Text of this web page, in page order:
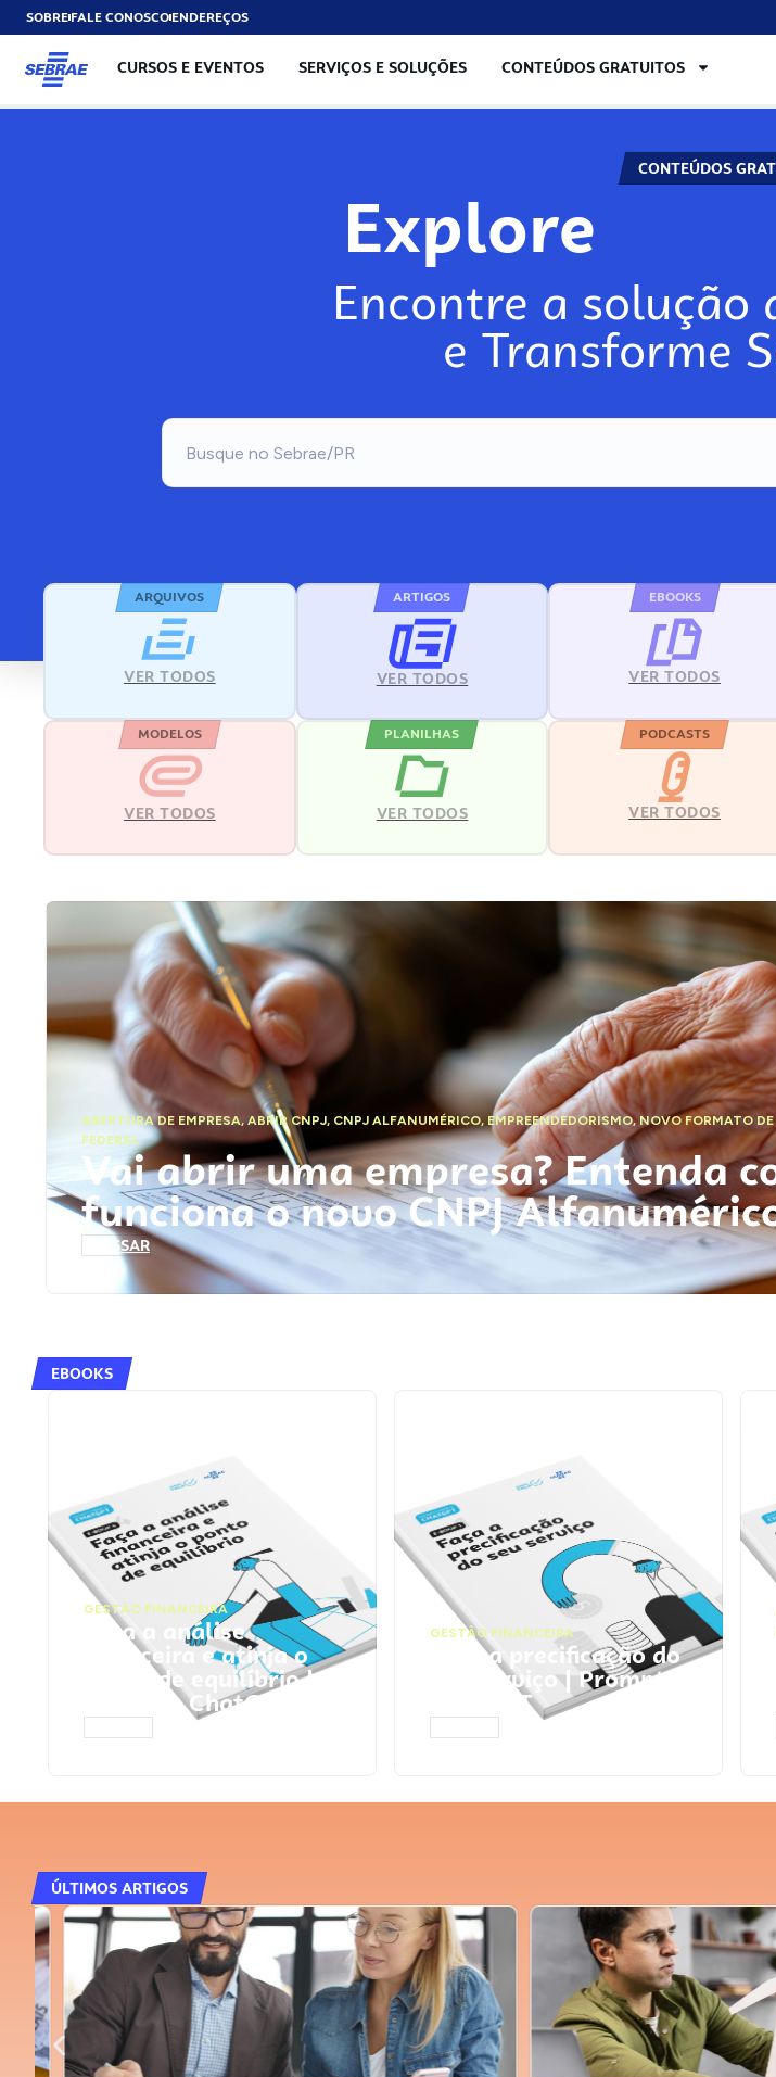
SOBREFALE CONOSCOENDEREÇOS
CURSOS E EVENTOS SERVIÇOS E SOLUÇÕES CONTEÚDOS GRATUITOS
CONTEÚDOS
Explore
Encontre a solução
e Transforme
ARQUIVOS
VER TODOS
ARTIGOS
VER TODOS
EBOOKS
VER TODOS
MODELOS
VER TODOS
PLANILHAS
VER TODOS
PODCASTS
VER TODOS
ABERTURA DE EMPRESA,ABRIR CNPJ, CNPJ ALFANUMÉRICO, EMPREENDEDORISMO,NOVO FORMATO
FEDERAL
Vai abrir uma empresa? Entenda
funciona o novo CNPJ
ACESSAR
EBOOKS
GESTÃO FINANCEIRA
Faça a análise
financeira e atinja o
ponto de equilíbrio |
Prompts ChatGPT
GESTÃO FINANCEIRA
Faça a precificação do
seu serviço | Prompts
ChatGPT
ÚLTIMOS ARTIGOS